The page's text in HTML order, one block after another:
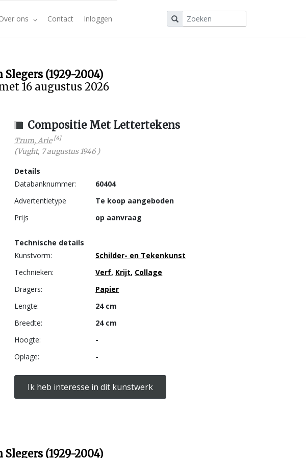
ons Contact Inloggen
(1929-2004)
16 augustus 2026
Compositie Met Lettertekens
Trum, Arie [4]
(Vught, 7 augustus 1946)
Details
Databanknummer:
60404
Advertentietype
Te koop aangeboden
Prijs
op aanvraag
Technische details
Kunstvorm:
Schilder- en Tekenkunst
Technieken:
Verf, Krijt, Collage
Dragers:
Papier
Lengte:
24 cm
Breedte:
24 cm
Hoogte:
-
Oplage:
-
Ik heb interesse in dit kunstwerk
(1929-2004)